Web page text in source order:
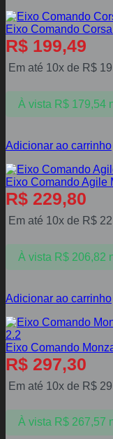
Eixo Comando
R$ 199,49
Em até 10x de R$
À vista R$179,54
Adicionar ao carrinho
Eixo Comando Agile
R$ 229,80
Em até 10x de R$
À vista R$206,82
Adicionar ao carrinho
Eixo Comando
R$ 297,30
Em até 10x de R$
À vista R$267,57